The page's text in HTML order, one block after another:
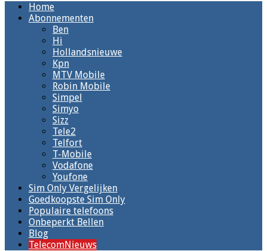
Home
Abonnementen
Ben
Hi
Hollandsnieuwe
Kpn
MTV Mobile
Robin Mobile
Simpel
Simyo
Sizz
Tele2
Telfort
T-Mobile
Vodafone
Youfone
Sim Only Vergelijken
Goedkoopste Sim Only
Populaire telefoons
Onbeperkt Bellen
Blog
TelecomNieuws